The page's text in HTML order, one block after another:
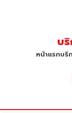
บริ
หน้าแรกบริ